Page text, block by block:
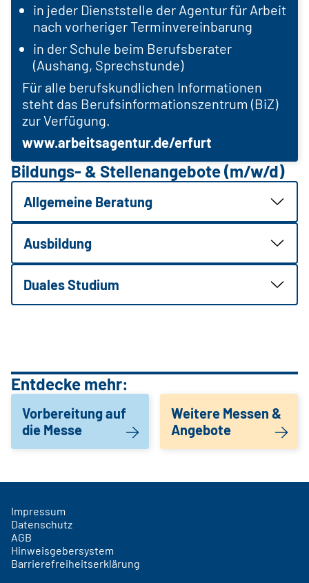
in jeder Dienststelle der Agentur für Arbeit
nach vorheriger Terminvereinbarung
in der Schule beim Berufsberater
(Aushang, Sprechstunde)
Für alle berufskundlichen Informationen
steht das Berufsinformationszentrum (BiZ)
zur Verfügung.
www.arbeitsagentur.de/erfurt
Bildungs- & Stellenangebote (m/w/d)
Allgemeine Beratung
Ausbildung
Duales Studium
Entdecke mehr:
Vorbereitung auf
die Messe
Weitere Messen &
Angebote
Impressum
Datenschutz
AGB
Hinweisgebersystem
Barrierefreiheitserklärung